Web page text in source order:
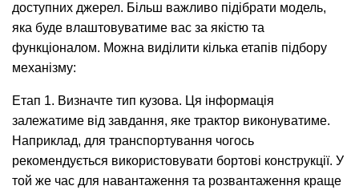
доступних джерел. Більш важливо підібрати модель,
яка буде влаштовуватиме вас за якістю та
функціоналом. Можна виділити кілька етапів підбору
механізму:
Етап 1. Визначте тип кузова. Ця інформація
залежатиме від завдання, яке трактор виконуватиме.
Наприклад, для транспортування чогось
рекомендується використовувати бортові конструкції. У
той же час для навантаження та розвантаження краще